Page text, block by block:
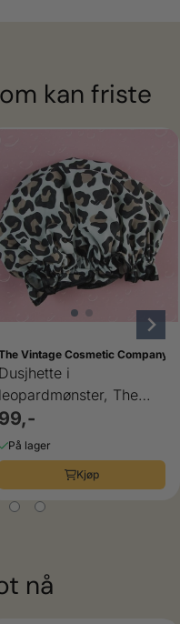
kan friste
Vintage Cosmetic Company
Dusjhette i
leopardmønster, The
Vintage Cosmetic
Company
99,-
På lager
Kjøp
nå